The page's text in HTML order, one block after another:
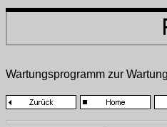
Wartungsprogramm zur